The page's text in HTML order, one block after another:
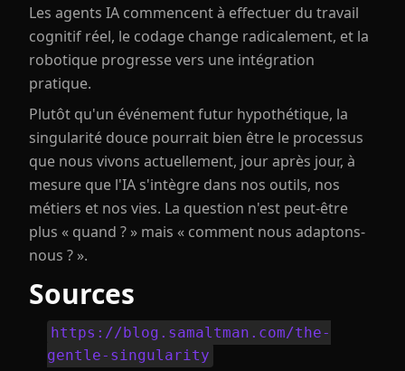
Les agents IA commencent à effectuer du travail
cognitif réel, le codage change radicalement, et la
robotique progresse vers une intégration
pratique.
Plutôt qu'un événement futur hypothétique, la
singularité douce pourrait bien être le processus
que nous vivons actuellement, jour après jour, à
mesure que l'IA s'intègre dans nos outils, nos
métiers et nos vies. La question n'est peut-être
plus « quand ? » mais « comment nous adaptons-
nous ? ».
Sources
https://blog.samaltman.com/the-
gentle-singularity